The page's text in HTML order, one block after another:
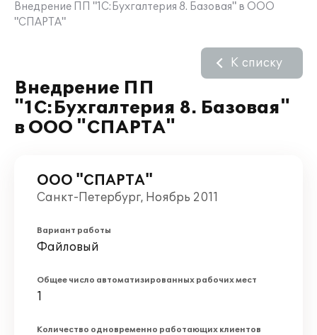
Внедрение ПП "1С:Бухгалтерия 8. Базовая" в ООО
"СПАРТА"
Внедрение ПП
"1С:Бухгалтерия 8. Базовая"
в ООО "СПАРТА"
К списку
ООО "СПАРТА"
Санкт-Петербург, Ноябрь 2011
Вариант работы
Файловый
Общее число автоматизированных рабочих мест
1
Количество одновременно работающих клиентов